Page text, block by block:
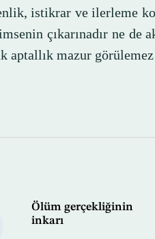
istikrar ve ilerleme
çıkarınadır ne
aptallık mazur
Ölüm gerçekliğinin
inkarı